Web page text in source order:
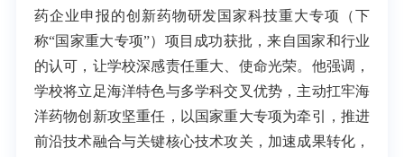
药企业申报的创新药物研发国家科技重大专项（下
称“国家重大专项”）项目成功获批，来自国家和行业
的认可，让学校深感责任重大、使命光荣。他强调，
学校将立足海洋特色与多学科交叉优势，主动扛牢海
洋药物创新攻坚重任，以国家重大专项为牵引，推进
前沿技术融合与关键核心技术攻关，加速成果转化，